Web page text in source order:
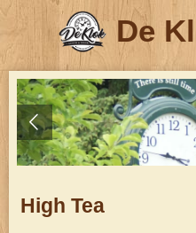
direct
naar
de
hoofdinhoud
De
High Tea